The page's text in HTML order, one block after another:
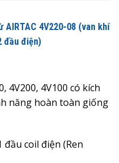
4V220-08 (van khí
đầu điện)
4V200, 4V100 có kích
năng hoàn toàn giống
đầu coil điện (Ren